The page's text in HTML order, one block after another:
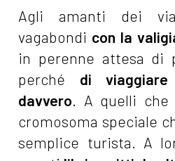
Agli amanti dei
vagabondi con la
in perenne attesa di
perché di viaggiare
davvero. A quelli che
cromosoma speciale
semplice turista. A